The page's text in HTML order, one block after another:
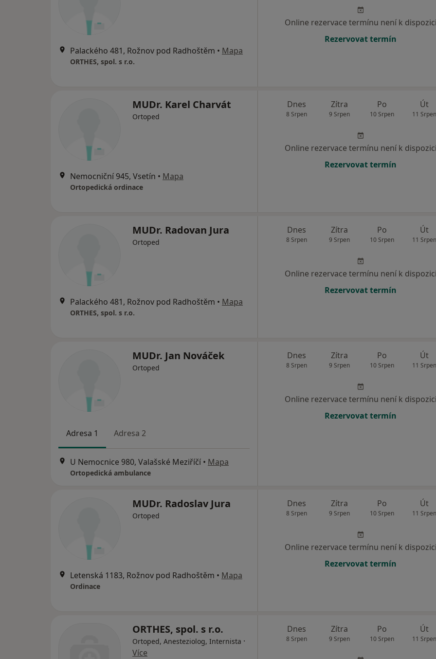
Palackého 481, Rožnov pod Radhoštěm • Mapa
ORTHES, spol. s r.o.
Online rezervace termínu není k dispozici
Rezervovat termín
MUDr. Karel Charvát
Ortoped
Nemocniční 945, Vsetín • Mapa
Ortopedická ordinace
Dnes
8 Srpen
Zítra
9 Srpen
Po
10 Srpen
Út
11 Srpen
Online rezervace termínu není k dispozici
Rezervovat termín
MUDr. Radovan Jura
Ortoped
Palackého 481, Rožnov pod Radhoštěm • Mapa
ORTHES, spol. s r.o.
Dnes
8 Srpen
Zítra
9 Srpen
Po
10 Srpen
Út
11 Srpen
Online rezervace termínu není k dispozici
Rezervovat termín
MUDr. Jan Nováček
Ortoped
Adresa 1 Adresa 2
U Nemocnice 980, Valašské Meziříčí • Mapa
Ortopedická ambulance
Dnes
8 Srpen
Zítra
9 Srpen
Po
10 Srpen
Út
11 Srpen
Online rezervace termínu není k dispozici
Rezervovat termín
MUDr. Radoslav Jura
Ortoped
Letenská 1183, Rožnov pod Radhoštěm • Mapa
Ordinace
Dnes
8 Srpen
Zítra
9 Srpen
Po
10 Srpen
Út
11 Srpen
Online rezervace termínu není k dispozici
Rezervovat termín
ORTHES, spol. s r.o.
Ortoped, Anesteziolog, Internista ·
Více
Dnes
8 Srpen
Zítra
9 Srpen
Po
10 Srpen
Út
11 Srpen